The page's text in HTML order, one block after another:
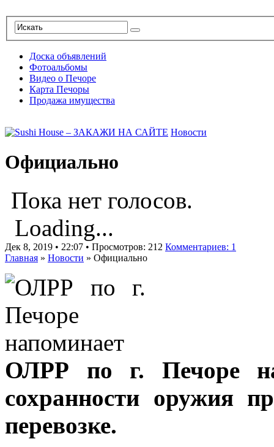
Доска объявлений
Фотоальбомы
Видео о Печоре
Карта Печоры
Продажа имущества
Новости
Официально
Пока нет голосов.
Loading...
Дек 8, 2019 • 22:07 • Просмотров: 212 Комментариев: 1
Главная » Новости » Официально
ОЛРР по г. Печоре
сохранности оружия
перевозке.